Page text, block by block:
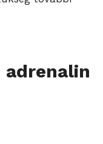
adrenalin